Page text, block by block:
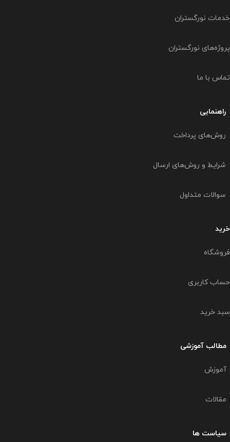
خدمات نورگستران
پروژه‌های نورگستران
تماس با ما
راهنمایی
روش‌های پرداخت
شرایط و روش‌های ارسال
سوالات متداول
خرید
فروشگاه
حساب کاربری
سبد خرید
مطالب آموزشی
آموزش
مقالات
سیاست ها